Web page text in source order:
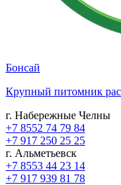
Бонсай
Крупный питомник
г. Набережные Челны
+7 8552 74 79 84
+7 917 250 25 25
г. Альметьевск
+7 8553 44 23 14
+7 917 939 81 78